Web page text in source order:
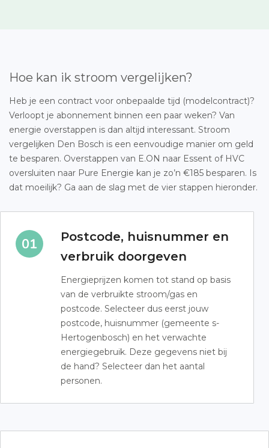
Hoe kan ik stroom vergelijken?
Heb je een contract voor onbepaalde tijd (modelcontract)?
Verloopt je abonnement binnen een paar weken? Van
energie overstappen is dan altijd interessant. Stroom
vergelijken Den Bosch is een eenvoudige manier om geld
te besparen. Overstappen van E.ON naar Essent of HVC
oversluiten naar Pure Energie kan je zo’n €185 besparen. Is
dat moeilijk? Ga aan de slag met de vier stappen hieronder.
Postcode, huisnummer en
verbruik doorgeven
Energieprijzen komen tot stand op basis
van de verbruikte stroom/gas en
postcode. Selecteer dus eerst jouw
postcode, huisnummer (gemeente s-
Hertogenbosch) en het verwachte
energiegebruik. Deze gegevens niet bij
de hand? Selecteer dan het aantal
personen.